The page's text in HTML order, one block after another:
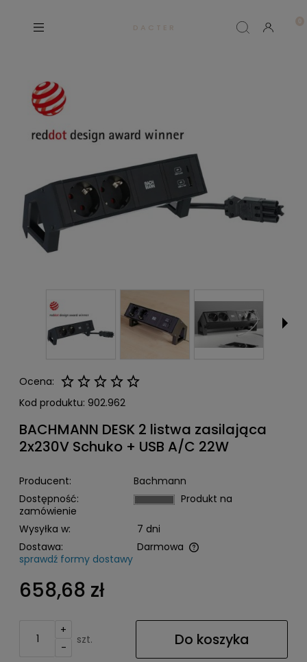
D A C T E R
Ocena:
Kod produktu: 902.962
BACHMANN DESK 2 listwa zasilająca
2x230V Schuko + USB A/C 22W
Producent:
Bachmann
Dostępność:
Produkt na
zamówienie
Wysyłka w:
7 dni
Dostawa:
Darmowa
Cena nie zawiera ewentualnych kosztów płatności
sprawdź formy dostawy
658,68 zł
+
-
szt. Do koszyka